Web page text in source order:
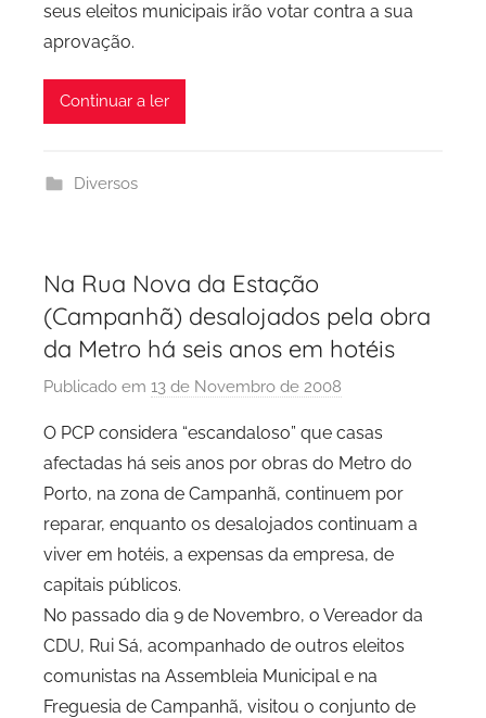
seus eleitos municipais irão votar contra a sua
aprovação.
Continuar a ler
Diversos
Na Rua Nova da Estação
(Campanhã) desalojados pela obra
da Metro há seis anos em hotéis
Publicado em 13 de Novembro de 2008
r
P
C
P
C
d
a
d
e
O PCP considera “escandaloso” que casas
afectadas há seis anos por obras do Metro do
Porto, na zona de Campanhã, continuem por
reparar, enquanto os desalojados continuam a
viver em hotéis, a expensas da empresa, de
capitais públicos.
No passado dia 9 de Novembro, o Vereador da
CDU, Rui Sá, acompanhado de outros eleitos
comunistas na Assembleia Municipal e na
Freguesia de Campanhã, visitou o conjunto de